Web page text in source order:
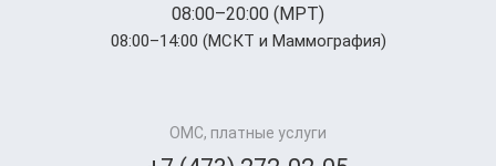
08:00–20:00 (МРТ)
08:00–14:00 (МСКТ и Маммография)
ОМС, платные услуги